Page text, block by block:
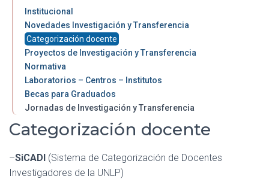
Institucional
Novedades Investigación y Transferencia
Categorización docente
Proyectos de Investigación y Transferencia
Normativa
Laboratorios – Centros – Institutos
Becas para Graduados
Jornadas de Investigación y Transferencia
Categorización docente
–SiCADI (Sistema de Categorización de Docentes
Investigadores de la UNLP)